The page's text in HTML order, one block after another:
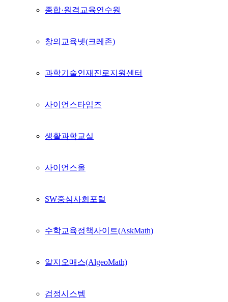
종합·원격교육연수원
창의교육넷(크레존)
과학기술인재진로지원센터
사이언스타임즈
생활과학교실
사이언스올
SW중심사회포털
수학교육정책사이트(AskMath)
알지오매스(AlgeoMath)
검정시스템